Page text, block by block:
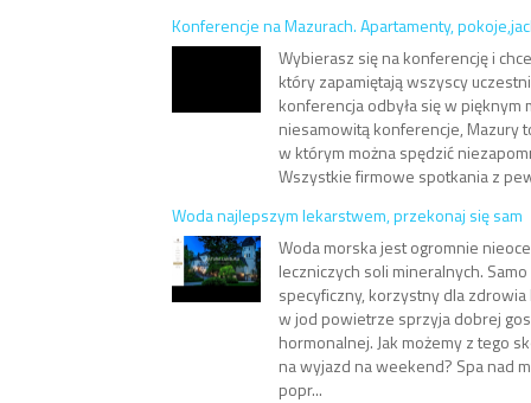
Konferencje na Mazurach. Apartamenty,
Wybierasz się na konferencję i
który zapamiętają wszyscy
konferencja odbyła się w pięknym
niesamowitą konferencje, Mazury
w którym można spędzić
Wszystkie firmowe spotkania z
Woda najlepszym lekarstwem, przekonaj się sam
Woda morska jest ogromnie
leczniczych soli mineralnych.
specyficzny, korzystny dla zdrowia
w jod powietrze sprzyja dobrej
hormonalnej. Jak możemy z tego
na wyjazd na weekend? Spa nad
popr...